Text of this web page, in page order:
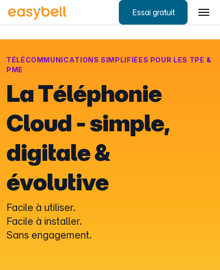
Essai gratuit
TÉLÉCOMMUNICATIONS SIMPLIFIÉES POUR LES TPE &
PME
La Téléphonie
Cloud - simple,
digitale &
évolutive
Facile à utiliser.
Facile à installer.
Sans engagement.